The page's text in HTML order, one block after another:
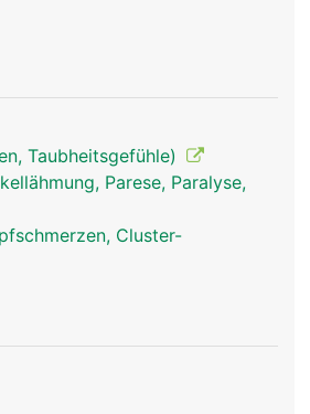
Taubheitsgefühle)
Parese, Paralyse,
Cluster-